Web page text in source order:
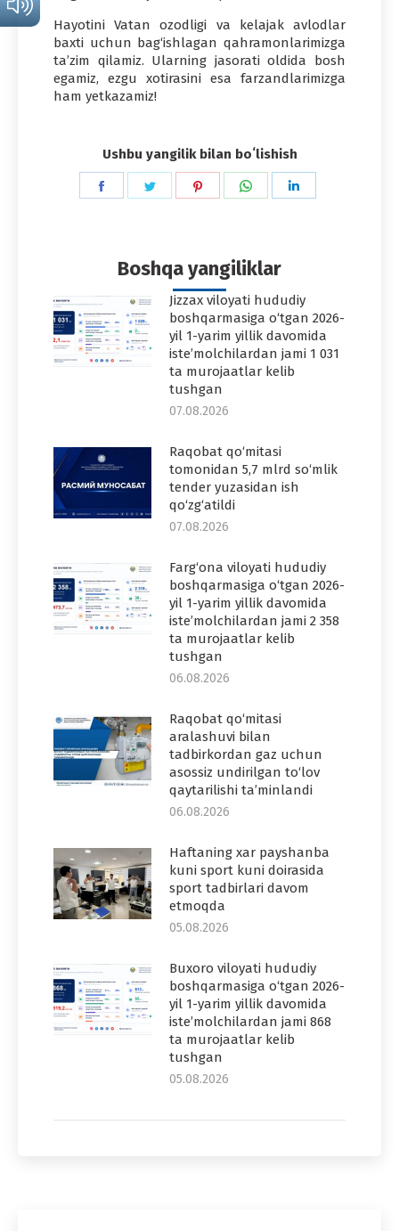
Hayotini Vatan ozodligi va kelajak avlodlar
baxti uchun bag‘ishlagan qahramonlarimizga
ta’zim qilamiz. Ularning jasorati oldida bosh
egamiz, ezgu xotirasini esa farzandlarimizga
ham yetkazamiz!
Ushbu yangilik bilan boʻlishish
Share
Share
Share
Share
Boshqa yangiliklar
Jizzax viloyati hududiy
boshqarmasiga o‘tgan 2026-
yil 1-yarim yillik davomida
iste’molchilardan jami 1 031
ta murojaatlar kelib
tushgan
07.08.2026
Raqobat qo‘mitasi
tomonidan 5,7 mlrd so‘mlik
tender yuzasidan ish
qo‘zg‘atildi
07.08.2026
Farg‘ona viloyati hududiy
boshqarmasiga o‘tgan 2026-
yil 1-yarim yillik davomida
iste’molchilardan jami 2 358
ta murojaatlar kelib
tushgan
06.08.2026
Raqobat qo‘mitasi
aralashuvi bilan
tadbirkordan gaz uchun
asossiz undirilgan to‘lov
qaytarilishi ta’minlandi
06.08.2026
Haftaning xar payshanba
kuni sport kuni doirasida
sport tadbirlari davom
etmoqda
05.08.2026
Buxoro viloyati hududiy
boshqarmasiga o‘tgan 2026-
yil 1-yarim yillik davomida
iste’molchilardan jami 868
ta murojaatlar kelib
tushgan
05.08.2026